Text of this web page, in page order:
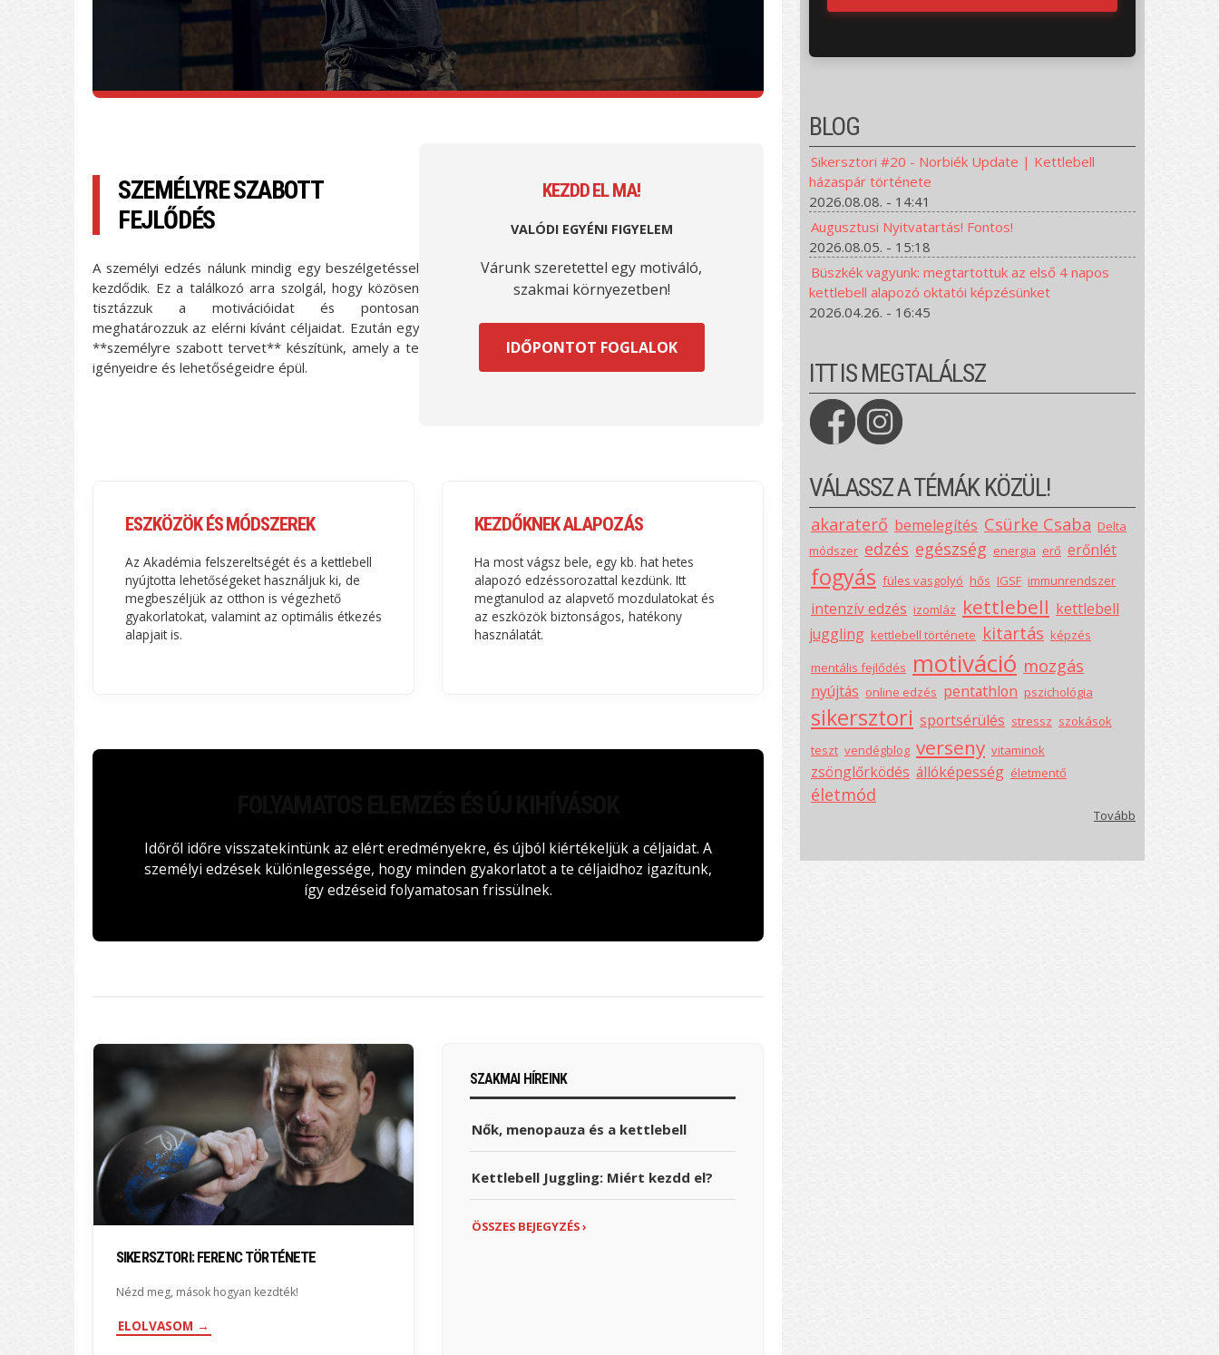
SZEMÉLYRE SZABOTT
FEJLŐDÉS
A személyi edzés nálunk mindig egy beszélgetéssel
kezdődik. Ez a találkozó arra szolgál, hogy közösen
tisztázzuk a motivációidat és pontosan
meghatározzuk az elérni kívánt céljaidat. Ezután egy
**személyre szabott tervet** készítünk, amely a te
igényeidre és lehetőségeidre épül.
KEZDD EL MA!
VALÓDI EGYÉNI FIGYELEM
Várunk szeretettel egy motiváló,
szakmai környezetben!
IDŐPONTOT FOGLALOK
ESZKÖZÖK ÉS MÓDSZEREK
Az Akadémia felszereltségét és a kettlebell
nyújtotta lehetőségeket használjuk ki, de
megbeszéljük az otthon is végezhető
gyakorlatokat, valamint az optimális étkezés
alapjait is.
KEZDŐKNEK ALAPOZÁS
Ha most vágsz bele, egy kb. hat hetes
alapozó edzéssorozattal kezdünk. Itt
megtanulod az alapvető mozdulatokat és
az eszközök biztonságos, hatékony
használatát.
Időről időre visszatekintünk az elért eredményekre, és újból kiértékeljük a céljaidat. A
személyi edzések különlegessége, hogy minden gyakorlatot a te céljaidhoz igazítunk,
így edzéseid folyamatosan frissülnek.
SIKERSZTORI: FERENC TÖRTÉNETE
Nézd meg, mások hogyan kezdték!
ELOLVASOM →
SZAKMAI HÍREINK
Nők, menopauza és a kettlebell
Kettlebell Juggling: Miért kezdd el?
ÖSSZES BEJEGYZÉS ›
BLOG
Sikersztori #20 - Norbiék Update | Kettlebell
házaspár története
2026.08.08. - 14:41
Augusztusi Nyitvatartás! Fontos!
2026.08.05. - 15:18
Büszkék vagyunk: megtartottuk az első 4 napos
kettlebell alapozó oktatói képzésünket
2026.04.26. - 16:45
ITT IS MEGTALÁLSZ
VÁLASSZ A TÉMÁK KÖZÜL!
akaraterő bemelegítés Csürke Csaba Delta
módszer edzés egészség energia erő erőnlét
fogyás füles vasgolyó hős IGSF immunrendszer
intenzív edzés izomláz kettlebell kettlebell
juggling kettlebell története kitartás képzés
mentális fejlődés motiváció mozgás
nyújtás online edzés pentathlon pszichológia
sikersztori sportsérülés stressz szokások
teszt vendégblog verseny vitaminok
zsönglőrködés állóképesség életmentő
életmód
Tovább